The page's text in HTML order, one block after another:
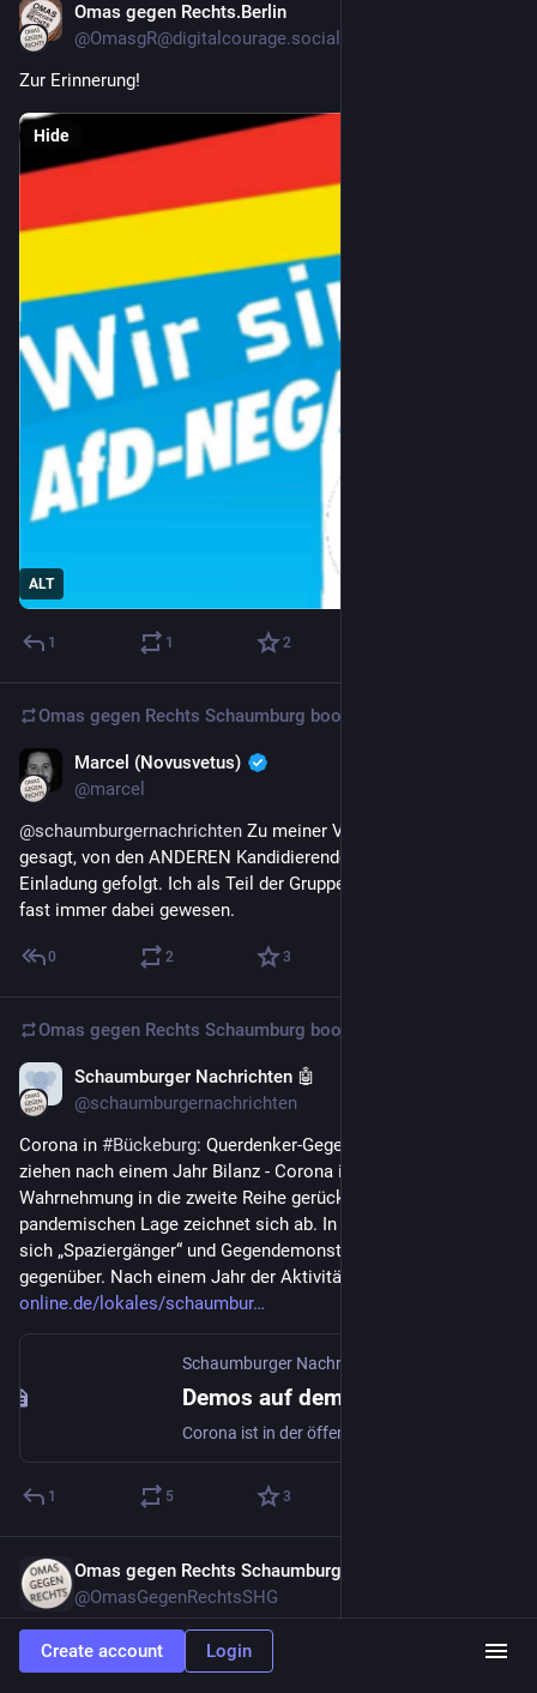
Omas gegen Rechts.Berlin
@OmasgR@digitalcourage.social
Zur Erinnerung!
ALT
Hide
1 1 2
Omas gegen Rechts Schaumburg boosted
Marcel (Novusvetus)
@marcel
@schaumburgernachrichten Zu meiner Verteidigung: Ich habe
gesagt, von den ANDEREN Kandidierenden ist niemand der
Einladung gefolgt. Ich als Teil der Gruppe bin seit Anfang an
fast immer dabei gewesen.
0 2 3
Omas gegen Rechts Schaumburg boosted
Schaumburger Nachrichten 🤖
@schaumburgernachrichten
Corona in #Bückeburg: Querdenker-Gegendemonstranten
ziehen nach einem Jahr Bilanz - Corona ist in der öffentlichen
Wahrnehmung in die zweite Reihe gerückt, ein Ende der
pandemischen Lage zeichnet sich ab. In Bückeburg stehen
sich „Spaziergänger“ und Gegendemonstranten weiter
gegenüber. Nach einem Jahr der Aktivität...
online.de/lokales/schaumbur
Schaumburger Nachrichten
1 5 3
Omas gegen Rechts Schaumburg
@OmasGegenRechtsSHG
Wir sind die Regionalgruppe
Schaumburg
der Omas gegen
Rechts.
Create account Login